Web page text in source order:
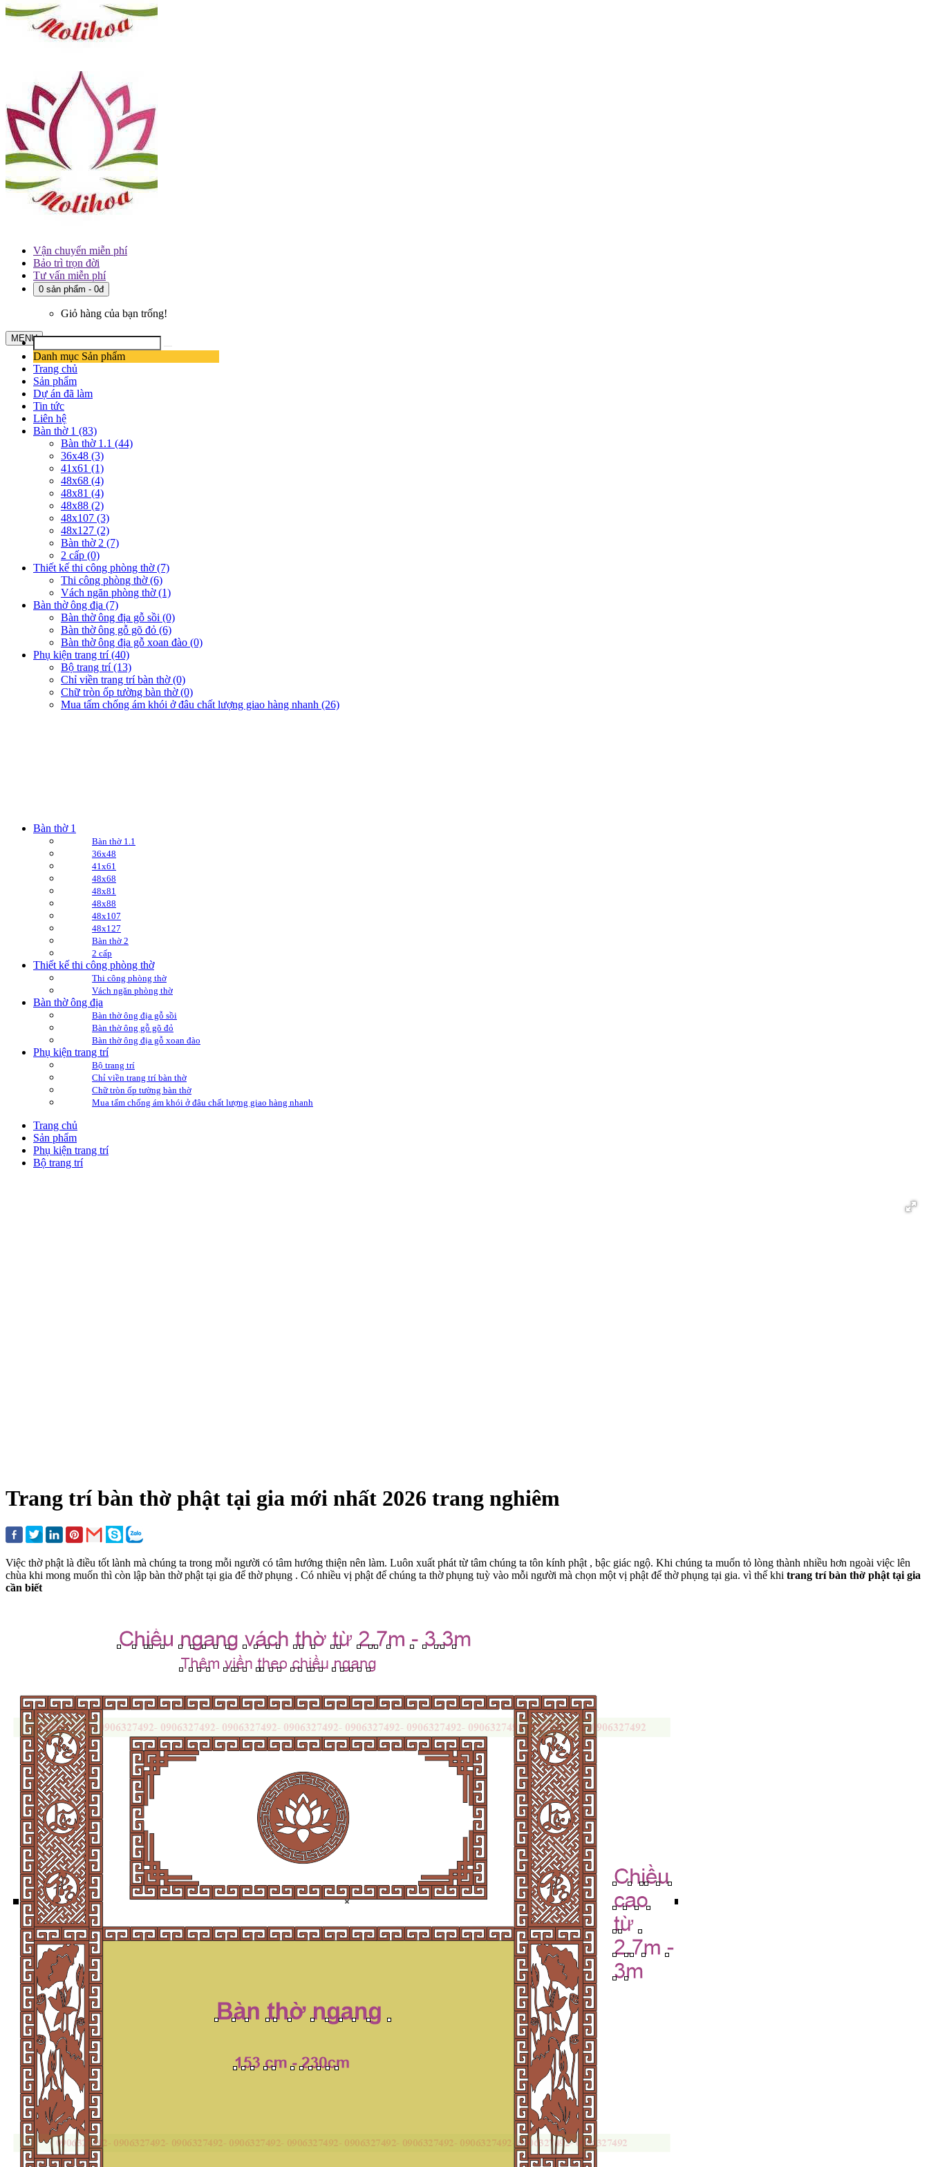
Vận chuyển miễn phí
Bảo trì trọn đời
Tư vấn miễn phí
0 sản phẩm - 0đ
Giỏ hàng của bạn trống!
MENU
Danh mục Sản phẩm
Trang chủ
Sản phẩm
Dự án đã làm
Tin tức
Liên hệ
Bàn thờ 1 (83)
Bàn thờ 1.1 (44)
36x48 (3)
41x61 (1)
48x68 (4)
48x81 (4)
48x88 (2)
48x107 (3)
48x127 (2)
Bàn thờ 2 (7)
2 cấp (0)
Thiết kế thi công phòng thờ (7)
Thi công phòng thờ (6)
Vách ngăn phòng thờ (1)
Bàn thờ ông địa (7)
Bàn thờ ông địa gỗ sồi (0)
Bàn thờ ông gỗ gõ đỏ (6)
Bàn thờ ông địa gỗ xoan đào (0)
Phụ kiện trang trí (40)
Bộ trang trí (13)
Chỉ viền trang trí bàn thờ (0)
Chữ tròn ốp tường bàn thờ (0)
Mua tấm chống ám khói ở đâu chất lượng giao hàng nhanh (26)
Bàn thờ 1
Bàn thờ 1.1
36x48
41x61
48x68
48x81
48x88
48x107
48x127
Bàn thờ 2
2 cấp
Thiết kế thi công phòng thờ
Thi công phòng thờ
Vách ngăn phòng thờ
Bàn thờ ông địa
Bàn thờ ông địa gỗ sồi
Bàn thờ ông gỗ gõ đỏ
Bàn thờ ông địa gỗ xoan đào
Phụ kiện trang trí
Bộ trang trí
Chỉ viền trang trí bàn thờ
Chữ tròn ốp tường bàn thờ
Mua tấm chống ám khói ở đâu chất lượng giao hàng nhanh
Trang chủ
Sản phẩm
Phụ kiện trang trí
Bộ trang trí
Trang trí bàn thờ phật tại gia mới nhất 2026 trang nghiêm
Việc thờ phật là điều tốt lành mà chúng ta trong mỗi người có tâm hướng thiện nên làm. Luôn xuất phát từ tâm chúng ta tôn kính phật , bậc giác ngộ. Khi chúng ta muốn tỏ lòng thành nhiều hơn ngoài việc lên
chùa khi mong muốn thì còn lập bàn thờ phật tại gia để thờ phụng . Có nhiều vị phật để chúng ta thờ phụng tuỳ vào mỗi người mà chọn một vị phật để thờ phụng tại gia. vì thế khi trang trí bàn thờ phật tại gia
cần biết